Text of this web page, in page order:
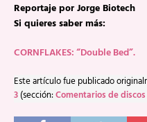
Reportaje por Jorge Biotech
Si quieres saber más:
CORNFLAKES: “Double Bed”.
Este artículo fue publicado
3 (sección:Comentarios de